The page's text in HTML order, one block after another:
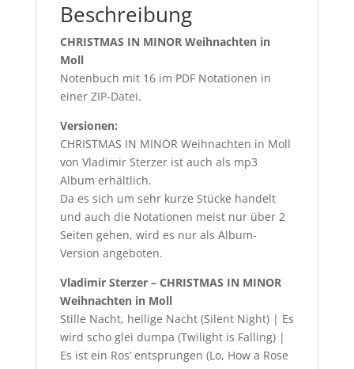
Beschreibung
CHRISTMAS IN MINOR Weihnachten in
Moll
Notenbuch mit 16 im PDF Notationen in
einer ZIP-Datei.
Versionen:
CHRISTMAS IN MINOR Weihnachten in Moll
von Vladimir Sterzer ist auch als mp3
Album erhältlich.
Da es sich um sehr kurze Stücke handelt
und auch die Notationen meist nur über 2
Seiten gehen, wird es nur als Album-
Version angeboten.
Vladimir Sterzer – CHRISTMAS IN MINOR
Weihnachten in Moll
Stille Nacht, heilige Nacht (Silent Night) | Es
wird scho glei dumpa (Twilight is Falling) |
Es ist ein Ros’ entsprungen (Lo, How a Rose